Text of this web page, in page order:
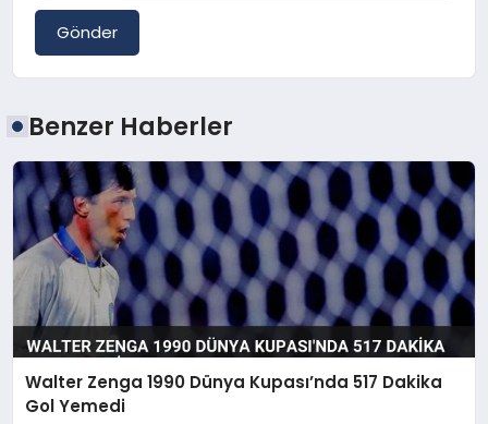
Gönder
Benzer Haberler
Walter Zenga 1990 Dünya Kupası’nda 517 Dakika
Gol Yemedi